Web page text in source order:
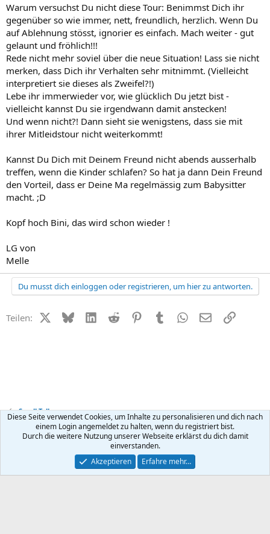
Warum versuchst Du nicht diese Tour: Benimmst Dich ihr
gegenüber so wie immer, nett, freundlich, herzlich. Wenn Du
auf Ablehnung stösst, ignorier es einfach. Mach weiter - gut
gelaunt und fröhlich!!!
Rede nicht mehr soviel über die neue Situation! Lass sie nicht
merken, dass Dich ihr Verhalten sehr mitnimmt. (Vielleicht
interpretiert sie dieses als Zweifel?!)
Lebe ihr immerwieder vor, wie glücklich Du jetzt bist -
vielleicht kannst Du sie irgendwann damit anstecken!
Und wenn nicht?! Dann sieht sie wenigstens, dass sie mit
ihrer Mitleidstour nicht weiterkommt!
Kannst Du Dich mit Deinem Freund nicht abends ausserhalb
treffen, wenn die Kinder schlafen? So hat ja dann Dein Freund
den Vorteil, dass er Deine Ma regelmässig zum Babysitter
macht. ;D
Kopf hoch Bini, das wird schon wieder !
LG von
Melle
Du musst dich einloggen oder registrieren, um hier zu antworten.
Teilen: X (Twitter)
BlueskyLinkedIn
Reddit PinterestTumblr WhatsApp
E-MailLink
Small Talk
Kontakt Nutzungsbedingungen Datenschutz Hilfe
R
Community platform by XenForo ® © 2010-2026 XenForo Ltd.
Diese Seite verwendet Cookies, um Inhalte zu personalisieren und dich nach
einem Login angemeldet zu halten, wenn du registriert bist.
Durch die weitere Nutzung unserer Webseite erklärst du dich damit
einverstanden.
Akzeptieren
Erfahre mehr…